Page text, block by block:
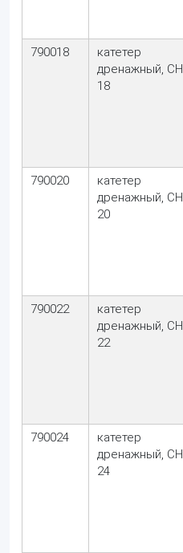
790018
катетер
дренажный, CH
18
790020
катетер
дренажный, CH
20
790022
катетер
дренажный, CH
22
790024
катетер
дренажный, CH
24